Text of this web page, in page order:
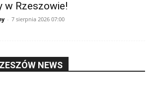
w Rzeszowie!
- 7 sierpnia 2026 07:00
NEWS